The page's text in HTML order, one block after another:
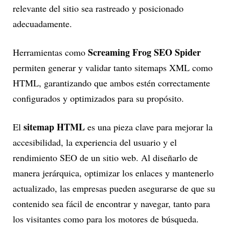
relevante del sitio sea rastreado y posicionado
adecuadamente.
Herramientas como Screaming Frog SEO Spider
permiten generar y validar tanto sitemaps XML como
HTML, garantizando que ambos estén correctamente
configurados y optimizados para su propósito.
El sitemap HTML es una pieza clave para mejorar la
accesibilidad, la experiencia del usuario y el
rendimiento SEO de un sitio web. Al diseñarlo de
manera jerárquica, optimizar los enlaces y mantenerlo
actualizado, las empresas pueden asegurarse de que su
contenido sea fácil de encontrar y navegar, tanto para
los visitantes como para los motores de búsqueda.